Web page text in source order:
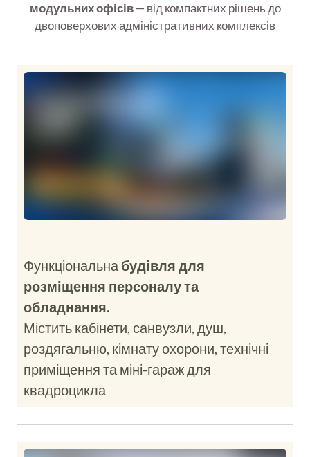
модульних офісів— від компактних рішень до
двоповерхових адміністративних комплексів
Функціональна будівля для
розміщення персоналу та
обладнання.
Містить кабінети, санвузли, душ,
роздягальню, кімнату охорони, технічні
приміщення та міні-гараж для
квадроцикла